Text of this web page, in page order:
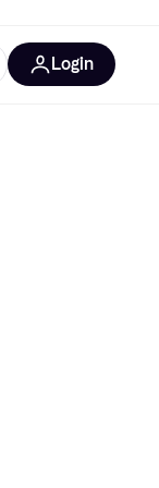
Login